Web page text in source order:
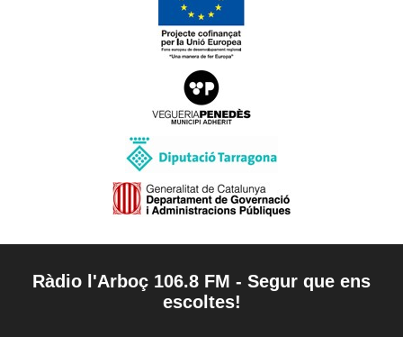
Ràdio l'Arboç 106.8 FM - Segur que ens
escoltes!